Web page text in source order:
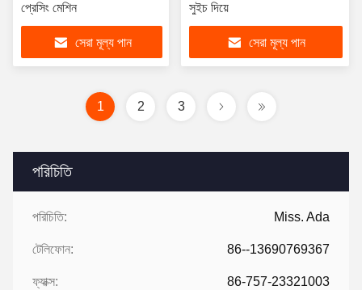
পরিচিতি
পরিচিতি: Miss. Ada
টেলিফোন: 86--13690769367
ফ্যাক্স: 86-757-23321003
প্রেসিং মেশিন
সেরা মূল্য পান
সুইচ দিয়ে
সেরা মূল্য পান
1 2 3